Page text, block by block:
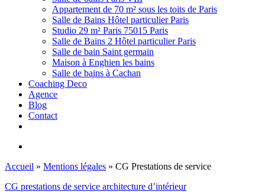
Appartement de 70 m² sous les toits de Paris
Salle de Bains Hôtel particulier Paris
Studio 29 m² Paris 75015 Paris
Salle de Bains 2 Hôtel particulier Paris
Salle de bain Saint germain
Maison à Enghien les bains
Salle de bains à Cachan
Coaching Deco
Agence
Blog
Contact
Accueil » Mentions légales » CG Prestations de service
CG prestations de service architecture d’intérieur